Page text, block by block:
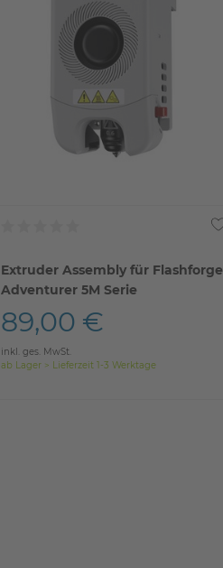
Extruder Assembly für Flashforge
Adventurer 5M Serie
89,00 €
inkl. ges. MwSt.
ab Lager > Lieferzeit 1-3 Werktage